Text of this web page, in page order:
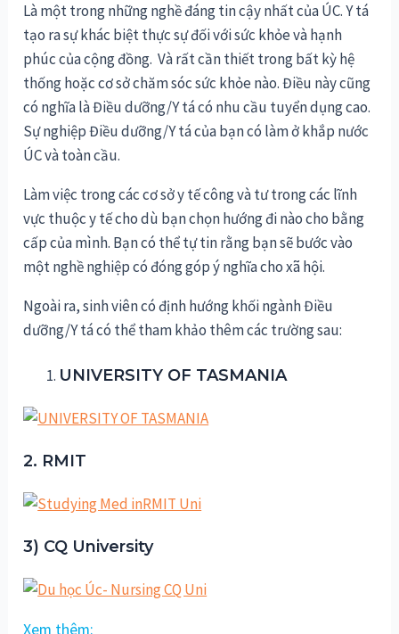
Là một trong những nghề đáng tin cậy nhất của ÚC. Y tá
tạo ra sự khác biệt thực sự đối với sức khỏe và hạnh
phúc của cộng đồng. Và rất cần thiết trong bất kỳ hệ
thống hoặc cơ sở chăm sóc sức khỏe nào. Điều này cũng
có nghĩa là Điều dưỡng/Y tá có nhu cầu tuyển dụng cao.
Sự nghiệp Điều dưỡng/Y tá của bạn có làm ở khắp nước
ÚC và toàn cầu.
Làm việc trong các cơ sở y tế công và tư trong các lĩnh
vực thuộc y tế cho dù bạn chọn hướng đi nào cho bằng
cấp của mình. Bạn có thể tự tin rằng bạn sẽ bước vào
một nghề nghiệp có đóng góp ý nghĩa cho xã hội.
Ngoài ra, sinh viên có định hướng khối ngành Điều
dưỡng/Y tá có thể tham khảo thêm các trường sau:
UNIVERSITY OF TASMANIA
2. RMIT
3) CQ University
Xem thêm: